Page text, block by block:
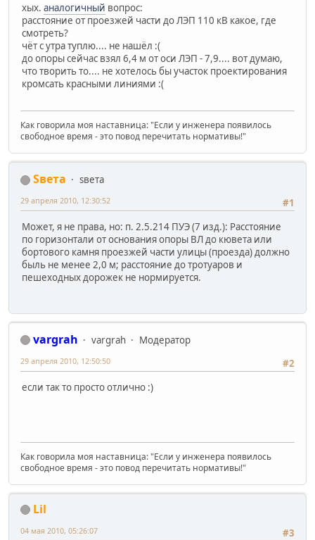
хых. аналогичный вопрос:
расстояние от проезжей части до ЛЭП 110 кВ какое, где
смотреть?
чёт с утра туплю.... не нашёл :(
до опоры сейчас взял 6,4 м от оси ЛЭП - 7,9.... вот думаю,
что творить то.... не хотелось бы участок проектирования
кромсать красными линиями :(
Как говорила моя наставница: "Если у инженера появилось
свободное время - это повод перечитать нормативы!"
Sвета
sвета
#1
29 апреля 2010, 12:30:52
Может, я не права, но: п. 2.5.214 ПУЭ (7 изд.): Расстояние
по горизонтали от основания опоры ВЛ до кювета или
бортового камня проезжей части улицы (проезда) должно
быль не менее 2,0 м; расстояние до тротуаров и
пешеходных дорожек не нормируется.
vargrah vargrah
Модератор
#2
29 апреля 2010, 12:50:50
если так то просто отлично :)
Как говорила моя наставница: "Если у инженера появилось
свободное время - это повод перечитать нормативы!"
Lil
#3
04 мая 2010, 05:26:07